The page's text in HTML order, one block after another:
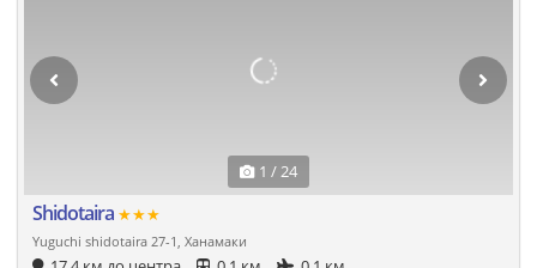
1 / 24
Shidotaira ★★★
Yuguchi shidotaira 27-1, Ханамаки